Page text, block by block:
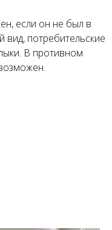
если он не был в
потребительские
В противном